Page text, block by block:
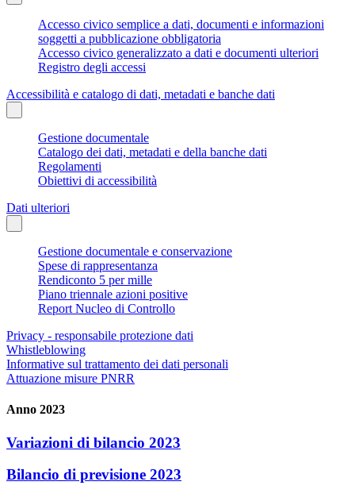
Accesso civico semplice a dati, documenti e informazioni
soggetti a pubblicazione obbligatoria
Accesso civico generalizzato a dati e documenti ulteriori
Registro degli accessi
Accessibilità e catalogo di dati, metadati e banche dati
Gestione documentale
Catalogo dei dati, metadati e della banche dati
Regolamenti
Obiettivi di accessibilità
Dati ulteriori
Gestione documentale e conservazione
Spese di rappresentanza
Rendiconto 5 per mille
Piano triennale azioni positive
Report Nucleo di Controllo
Privacy - responsabile protezione dati
Whistleblowing
Informative sul trattamento dei dati personali
Attuazione misure PNRR
Anno 2023
Variazioni di bilancio 2023
Bilancio di previsione 2023